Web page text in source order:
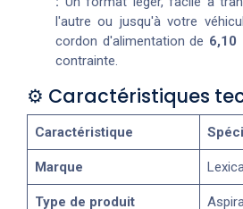
l'autre ou jusqu'à votre
cordon d'alimentation de 6,10
contrainte.
⚙️ Caractéristiques
Caractéristique
Marque
Type de produit